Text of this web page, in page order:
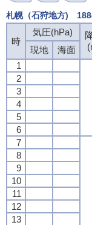
札幌（石狩地方)
時
気圧(hPa)
現地
海面
1
2
3
4
5
6
7
8
9
10
11
12
13